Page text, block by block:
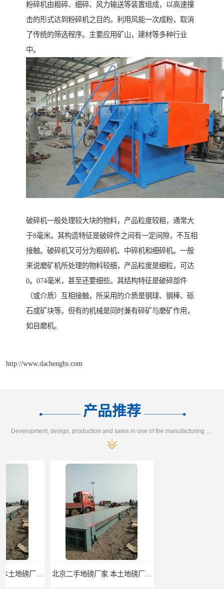
粉碎机由粗碎、细碎、风力输送等装置组成，以高速撞
击的形式达到粉碎机之目的。利用风能一次成粉，取消
了传统的筛选程序。主要应用矿山，建材等多种行业
中。
破碎机一般处理较大块的物料，产品粒度较粗，通常大
于8毫米。其构造特征是破碎件之间有一定间隙，不互相
接触。破碎机又可分为粗碎机、中碎机和细碎机。一般
来说磨矿机所处理的物料较细，产品粒度是细粒，可达
0。074毫米，甚至还要细些。其结构特征是破碎部件
（或介质）互相接触，所采用的介质是钢球、钢棒、砾
石或矿块等。但有的机械是同时兼有碎矿与磨矿作用，
如自磨机。
http://www.dachenghs.com
产品推荐
北京二手地磅厂家 本土地磅厂100秒报价